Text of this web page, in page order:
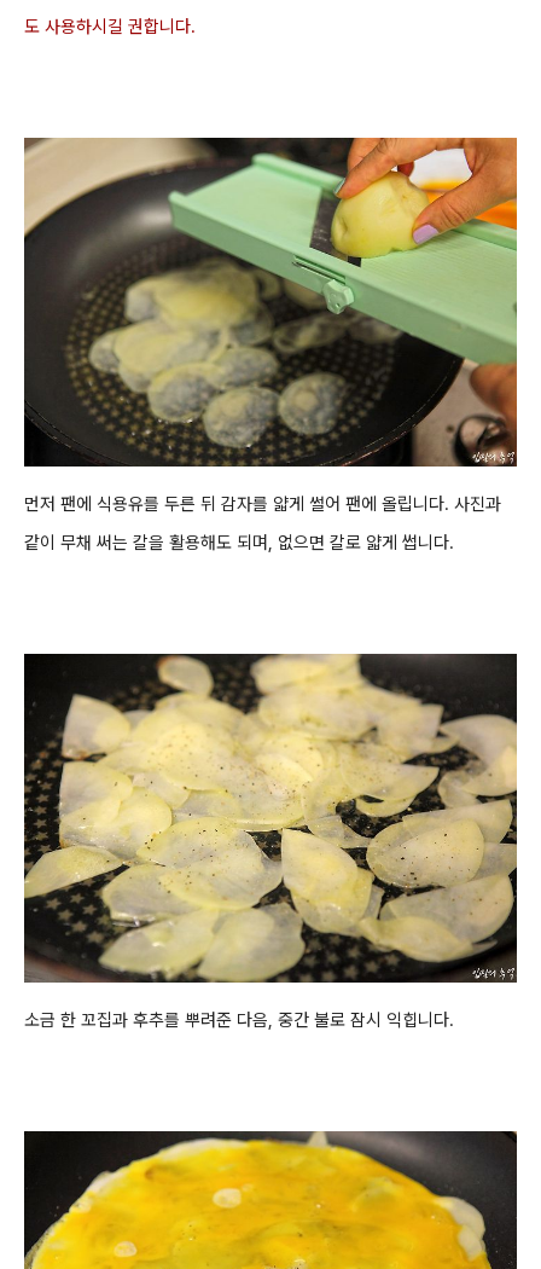
도 사용하시길 권합니다.
먼저 팬에 식용유를 두른 뒤 감자를 얇게 썰어 팬에 올립니다. 사진과
같이 무채 써는 칼을 활용해도 되며, 없으면 칼로 얇게 썹니다.
소금 한 꼬집과 후추를 뿌려준 다음, 중간 불로 잠시 익힙니다.